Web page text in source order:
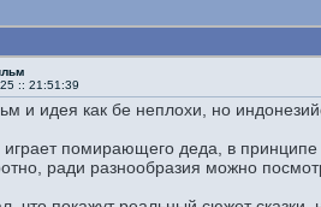
:: 21:51:39
и идея как бе неплохи, но
помирающего деда, в
ради разнообразия можно